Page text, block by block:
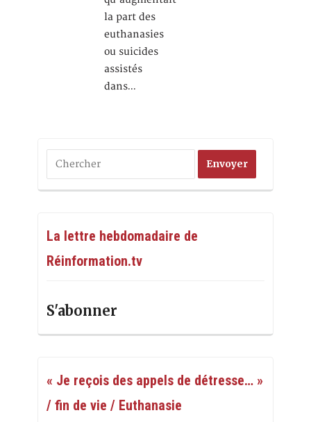
la part des
euthanasies
ou suicides
assistés
dans…
La lettre hebdomadaire de
Réinformation.tv
S'abonner
« Je reçois des appels de détresse… »
/ fin de vie / Euthanasie